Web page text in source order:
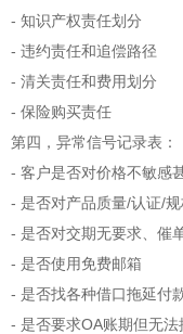
- 知识产权责任划分
- 违约责任和追偿路径
- 清关责任和费用划分
- 保险购买责任
第四，异常信号记录表：
- 客户是否对价格不敏感
- 是否对产品质量/认证/
- 是否对交期无要求、催
- 是否使用免费邮箱
- 是否找各种借口拖延付
- 是否要求OA账期但无法